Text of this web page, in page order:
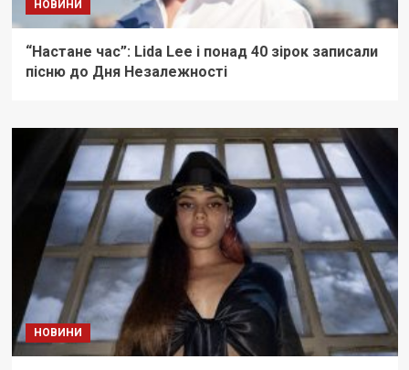
НОВИНИ
“Настане час”: Lida Lee і понад 40 зірок записали
пісню до Дня Незалежності
НОВИНИ